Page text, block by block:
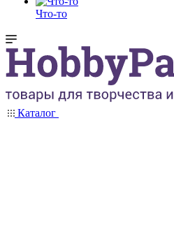
Что-то
Каталог